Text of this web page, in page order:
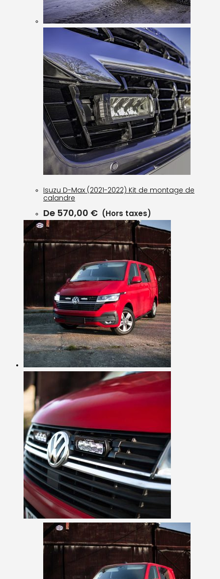
Isuzu D-Max (2021-2022) Kit de montage de
calandre
De 570,00 € (Hors taxes)